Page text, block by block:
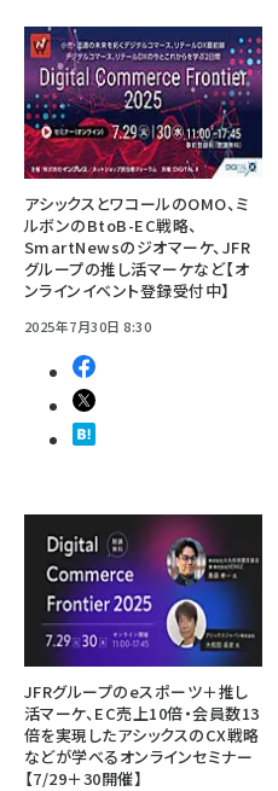
アシックスとワコールのOMO、ミ
ルボンのBtoB-EC戦略、
SmartNewsのジオマーケ、JFR
グループの推し活マーケなど【オ
ンラインイベント登録受付中】
2025年7月30日 8:30
JFRグループのeスポーツ＋推し
活マーケ、EC売上10倍・会員数13
倍を実現したアシックスのCX戦略
などが学べるオンラインセミナー
【7/29＋30開催】